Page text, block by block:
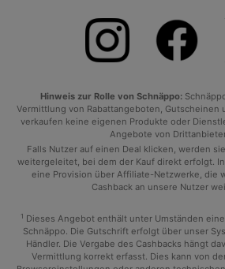
Hinweis zur Rolle von Schnäppo:
Vermittlung von Rabattangeboten, Gutscheinen
verkaufen keine eigenen Produkte oder
Angebote von
Falls Nutzer auf einen Deal klicken, werden
weitergeleitet, bei dem der Kauf direkt erfolgt.
eine Provision über Affiliate-Netzwerke, die
Cashback an unsere Nutzer
1 Dieses Angebot enthält unter Umständen
Schnäppo. Die Gutschrift erfolgt über unser
Händler. Die Vergabe des Cashbacks hängt
Vermittlung korrekt erfasst. Dies kann von